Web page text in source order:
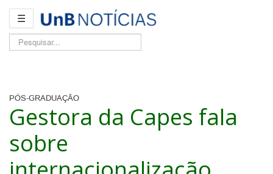
☰
Pesquisar...
PÓS-GRADUAÇÃO
Gestora da Capes fala
sobre